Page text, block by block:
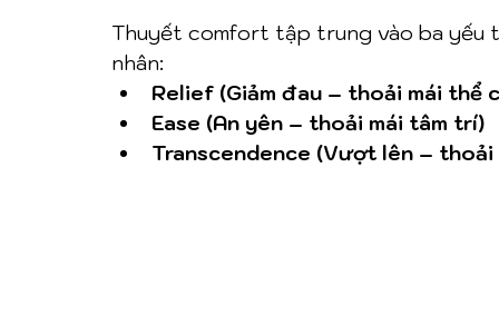
Thuyết comfort tập trung vào ba
nhân:
Relief (Giảm đau – thoải mái thể
Ease (An yên – thoải mái tâm trí)
Transcendence (Vượt lên – thoải